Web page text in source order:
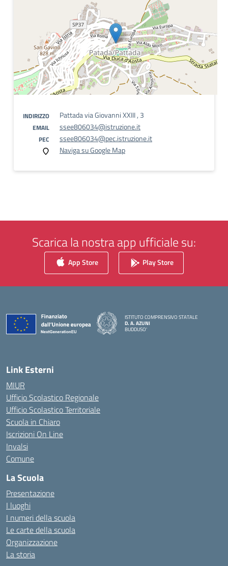
INDIRIZZO Pattada via Giovanni XXIII , 3
EMAIL ssee806034@istruzione.it
PEC
ssee806034@pec.istruzione.it
Naviga su Google Map
Scarica la nostra app ufficiale su:
App Store Play Store
ISTITUTO COMPRENSIVO STATALE
D. A. AZUNI
BUDDUSO'
Link Esterni
MIUR
Ufficio Scolastico Regionale
Ufficio Scolastico Territoriale
Scuola in Chiaro
Iscrizioni On Line
Invalsi
Comune
La Scuola
Presentazione
I luoghi
I numeri della scuola
Le carte della scuola
Organizzazione
La storia